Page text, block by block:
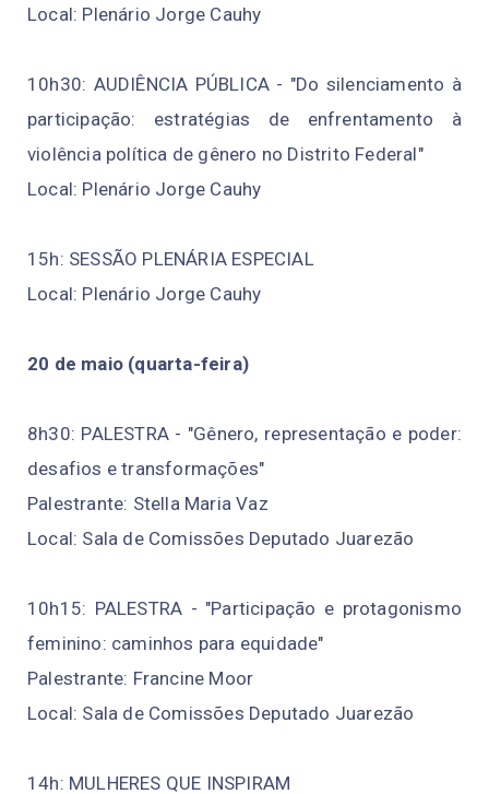
Local: Plenário Jorge Cauhy
10h30: AUDIÊNCIA PÚBLICA - "Do silenciamento à
participação: estratégias de enfrentamento à
violência política de gênero no Distrito Federal"
Local: Plenário Jorge Cauhy
15h: SESSÃO PLENÁRIA ESPECIAL
Local: Plenário Jorge Cauhy
20 de maio (quarta-feira)
8h30: PALESTRA - "Gênero, representação e poder:
desafios e transformações"
Palestrante: Stella Maria Vaz
Local: Sala de Comissões Deputado Juarezão
10h15: PALESTRA - "Participação e protagonismo
feminino: caminhos para equidade"
Palestrante: Francine Moor
Local: Sala de Comissões Deputado Juarezão
14h: MULHERES QUE INSPIRAM